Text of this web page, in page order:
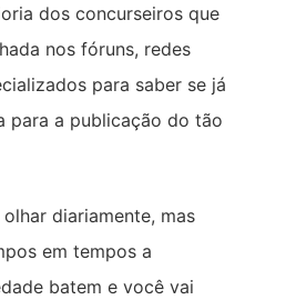
dos concurseiros que
nos fóruns, redes
para saber se já
para a publicação do tão
diariamente, mas
em tempos a
batem e você vai